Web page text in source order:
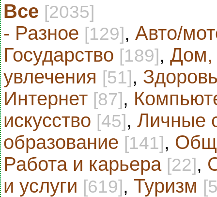
Все [2035]
- Разное [129], Авто/
Государство [189], Дом,
увлечения [51],
Интернет [87],
искусство [45], Личные
образование [141],
Работа и карьера [22],
и услуги [619], Туризм